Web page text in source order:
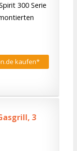
300 Serie
kaufen*
3